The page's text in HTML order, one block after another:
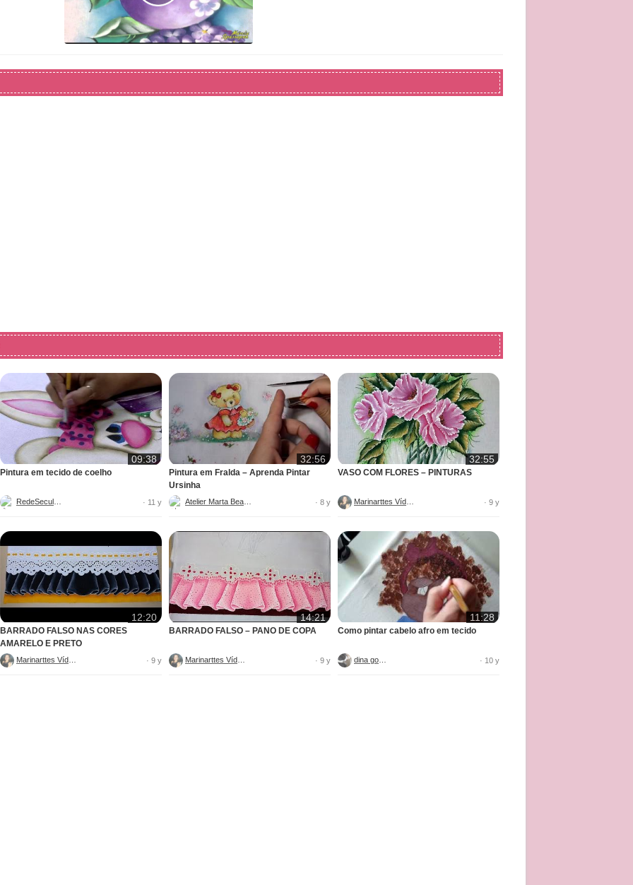
09:38
Pintura em tecido de coelho
· 11 y
32:56
Pintura em Fralda – Aprenda Pintar
Ursinha
· 8 y
32:55
VASO COM FLORES – PINTURAS
· 9 y
12:20
BARRADO FALSO NAS CORES
AMARELO E PRETO
· 9 y
14:21
BARRADO FALSO – PANO DE COPA
· 9 y
11:28
Como pintar cabelo afro em tecido
· 10 y